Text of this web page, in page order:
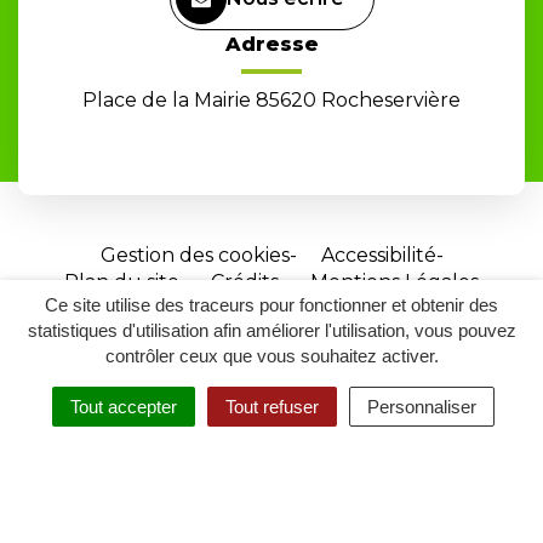
Ce site utilise des traceurs pour fonctionner et obtenir des
statistiques d'utilisation afin améliorer l'utilisation, vous pouvez
contrôler ceux que vous souhaitez activer.
Tout accepter Tout refuser Personnaliser
RECHERCHER
ACCESSIBILITÉ
Adresse
Place de la Mairie 85620 Rocheservière
Gestion des cookies
Accessibilité
Plan du site
Crédits
Mentions Légales
Site
réalisé
par
Inovagora